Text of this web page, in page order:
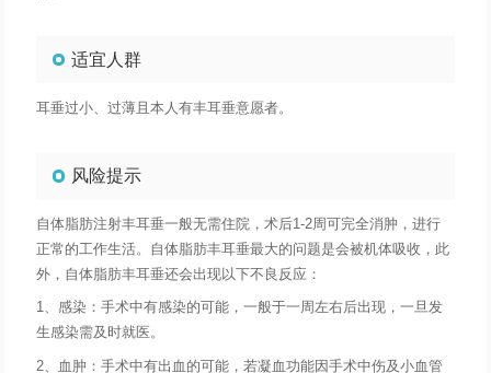
适宜人群
耳垂过小、过薄且本人有丰耳垂意愿者。
风险提示
自体脂肪注射丰耳垂一般无需住院，术后1-2周可完全消肿，进行
正常的工作生活。自体脂肪丰耳垂最大的问题是会被机体吸收，此
外，自体脂肪丰耳垂还会出现以下不良反应：
1、感染：手术中有感染的可能，一般于一周左右后出现，一旦发
生感染需及时就医。
2、血肿：手术中有出血的可能，若凝血功能因手术中伤及小血管